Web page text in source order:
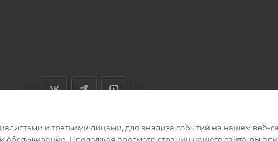
и третьими лицами, для анализа событий на нашем веб-